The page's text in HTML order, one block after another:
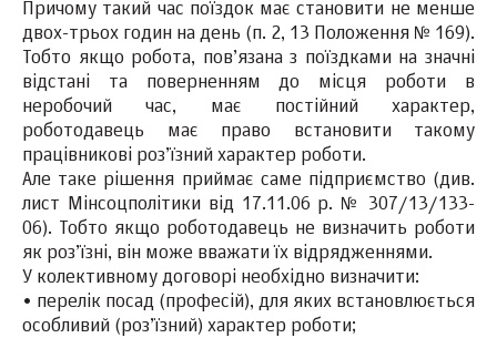
Причому такий час поїздок має становити не менше
двох-трьох годин на день (п. 2, 13 Положення № 169).
Тобто якщо робота, пов’язана з поїздками на значні
відстані та поверненням до місця роботи в
неробочий час, має постійний характер,
роботодавець має право встановити такому
працівникові роз’їзний характер роботи.
Але таке рішення приймає саме підприємство (див.
лист Мінсоцполітики від 17.11.06 р. № 307/13/133-
06). Тобто якщо роботодавець не визначить роботи
як роз’їзні, він може вважати їх відрядженнями.
У колективному договорі необхідно визначити:
• перелік посад (професій), для яких встановлюється
особливий (роз’їзний) характер роботи;